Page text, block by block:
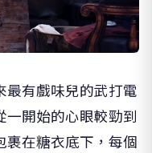
有戲味兒的武打電
一開始的心眼較勁到
裹在糖衣底下，每個